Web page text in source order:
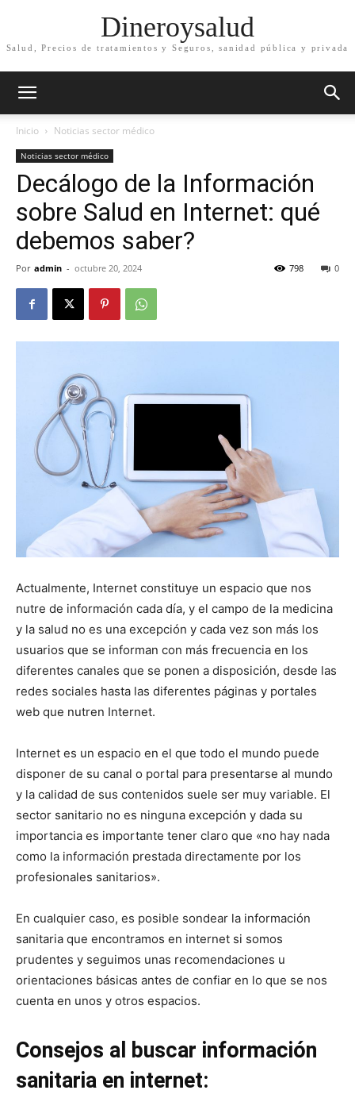
Dineroysalud
Salud, Precios de tratamientos y Seguros, sanidad pública y privada
Inicio Noticias sector médico
Noticias sector médico
Decálogo de la Información
sobre Salud en Internet: qué
debemos saber?
Por admin - octubre 20, 2024 0
798
Actualmente, Internet constituye un espacio que nos
nutre de información cada día, y el campo de la medicina
y la salud no es una excepción y cada vez son más los
usuarios que se informan con más frecuencia en los
diferentes canales que se ponen a disposición, desde las
redes sociales hasta las diferentes páginas y portales
web que nutren Internet.
Internet es un espacio en el que todo el mundo puede
disponer de su canal o portal para presentarse al mundo
y la calidad de sus contenidos suele ser muy variable. El
sector sanitario no es ninguna excepción y dada su
importancia es importante tener claro que «no hay nada
como la información prestada directamente por los
profesionales sanitarios».
En cualquier caso, es posible sondear la información
sanitaria que encontramos en internet si somos
prudentes y seguimos unas recomendaciones u
orientaciones básicas antes de confiar en lo que se nos
cuenta en unos y otros espacios.
Consejos al buscar información
sanitaria en internet: